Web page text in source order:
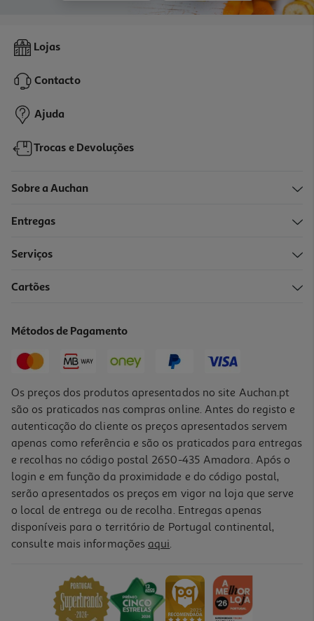
Lojas
Contacto
Ajuda
Trocas e Devoluções
Sobre a Auchan
Entregas
Serviços
Cartões
Métodos de Pagamento
Os preços dos produtos apresentados no site Auchan.pt
são os praticados nas compras online. Antes do registo e
autenticação do cliente os preços apresentados servem
apenas como referência e são os praticados para entregas
e recolhas no código postal 2650-435 Amadora. Após o
login e em função da proximidade e do código postal,
serão apresentados os preços em vigor na loja que serve
o local de entrega ou de recolha. Entregas apenas
disponíveis para o território de Portugal continental,
consulte mais informações aqui.